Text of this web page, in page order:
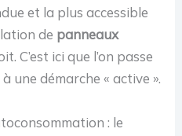
et la plus accessible
de panneaux
C’est ici que l’on passe
une démarche « active ».
: le